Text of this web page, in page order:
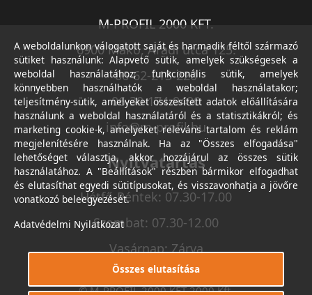
M-PROFIL 2000 KFT.
6900 Makó, Aradi utca 125.
06-62-213-220
06-30-174-9490
info@m-profil.hu
Nyitvatartás
Hétfő-Péntek: 07.30-17.00
Szombat: 07.30-12.00
Vasárnap: Zárva
© M-PROFIL 2000 KFT 2000 Kft.
A weboldalunkon válogatott saját és harmadik féltől származó
sütiket használunk: Alapvető sütik, amelyek szükségesek a
weboldal használatához; funkcionális sütik, amelyek
könnyebben használhatók a weboldal használatakor;
teljesítmény-sütik, amelyeket összesített adatok előállítására
használunk a weboldal használatáról és a statisztikákról; és
marketing cookie-k, amelyeket releváns tartalom és reklám
megjelenítésére használnak. Ha az "Összes elfogadása"
lehetőséget választja, akkor hozzájárul az összes sütik
használatához. A "Beállítások" részben bármikor elfogadhat
és elutasíthat egyedi sütitípusokat, és visszavonhatja a jövőre
vonatkozó beleegyezését.
Adatvédelmi Nyilatkozat
Összes elutasítása